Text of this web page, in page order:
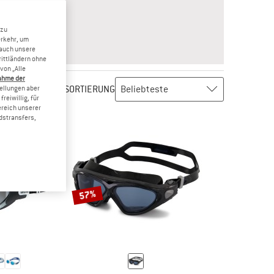
SORTIERUNG
57%
um
unsere
ohne
„Alle
der
aber
freiwillig, für
unserer